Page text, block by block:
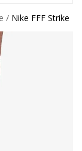
Nike FFF Strike